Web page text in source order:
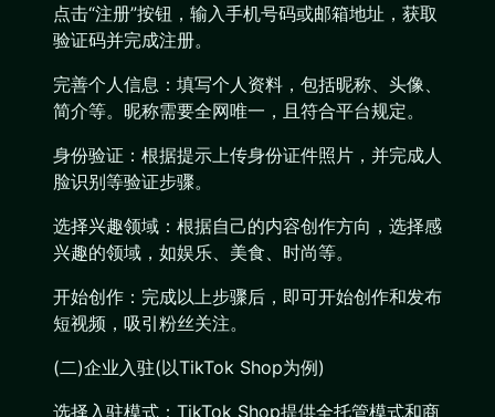
点击“注册”按钮，输入手机号码或邮箱地址，获取
验证码并完成注册。
完善个人信息：填写个人资料，包括昵称、头像、
简介等。昵称需要全网唯一，且符合平台规定。
身份验证：根据提示上传身份证件照片，并完成人
脸识别等验证步骤。
选择兴趣领域：根据自己的内容创作方向，选择感
兴趣的领域，如娱乐、美食、时尚等。
开始创作：完成以上步骤后，即可开始创作和发布
短视频，吸引粉丝关注。
(二)企业入驻(以TikTok Shop为例)
选择入驻模式：TikTok Shop提供全托管模式和商